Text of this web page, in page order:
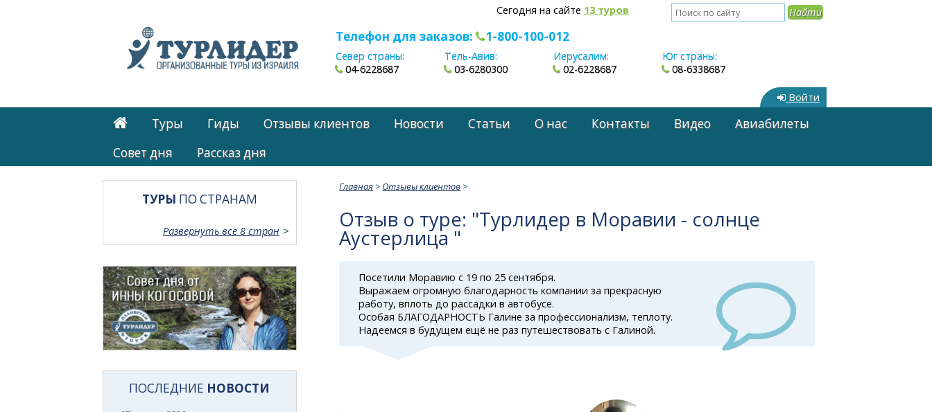
Сегодня на сайте 13 туров
Телефон для заказов: 1-800-100-012
Север страны:
04-6228687
Тель-Авив:
03-6280300
Иерусалим:
02-6228687
Юг страны:
08-6338687
Войти
Туры Гиды Отзывы клиентов Новости Статьи О нас Контакты Видео
Авиабилеты
Cовет дня
Рассказ дня
Главная > Отзывы клиентов >
Отзыв о туре: "Турлидер в Моравии - солнце
Аустерлица "
Посетили Моравию с 19 по 25 сентября.
Выражаем огромную благодарность компании за прекрасную
работу, вплоть до рассадки в автобусе.
Особая БЛАГОДАРНОСТЬ Галине за профессионализм, теплоту.
Надеемся в будущем ещё не раз путешествовать с Галиной.
ТУРЫ ПО СТРАНАМ
Развернуть все 8 стран
ПОСЛЕДНИЕ НОВОСТИ